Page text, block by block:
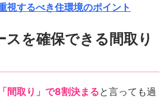
視するべき住環境のポイント
を確保できる間取り
「間取り」で8割決まると言っても過